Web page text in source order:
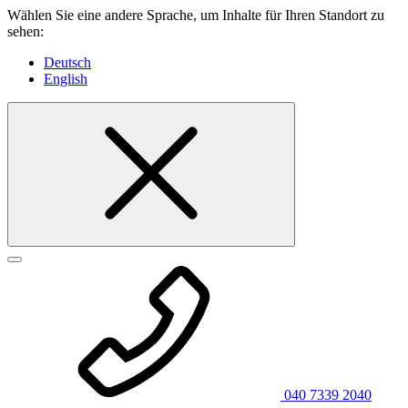
Wählen Sie eine andere Sprache, um Inhalte für Ihren Standort zu
sehen:
Deutsch
English
040 7339 2040